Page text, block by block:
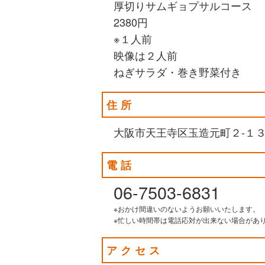
厚切りサムギョプサルコース
2380円
※１人前
映像は２人前
ねぎサラダ・巻き野菜付き
住所
大阪市天王寺区玉造元町２‐１３
電話
06-7503-6831
※おかけ間違いのないようお願いいたします。
※忙しい時間帯は電話応対が出来ない場合があり
アクセス